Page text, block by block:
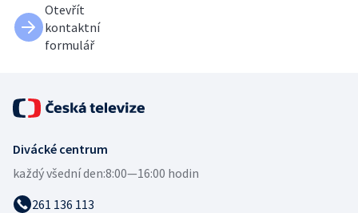
Otevřít
kontaktní
formulář
Divácké centrum
každý všední den:8:00—16:00 hodin
261 136 113